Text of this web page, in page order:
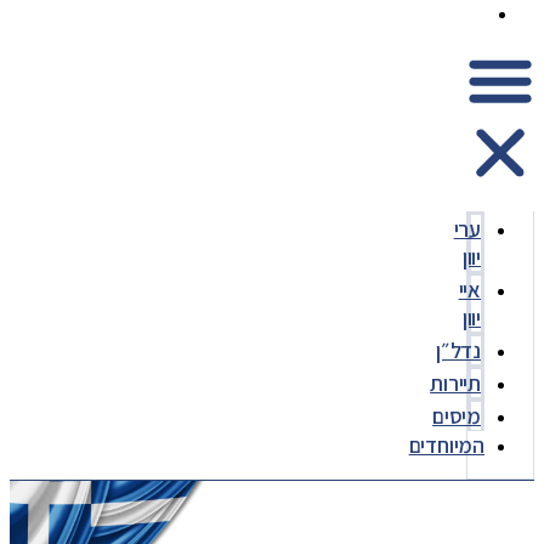
ערי
יוון
איי
יוון
נדל״ן
תיירות
מיסים
המיוחדים